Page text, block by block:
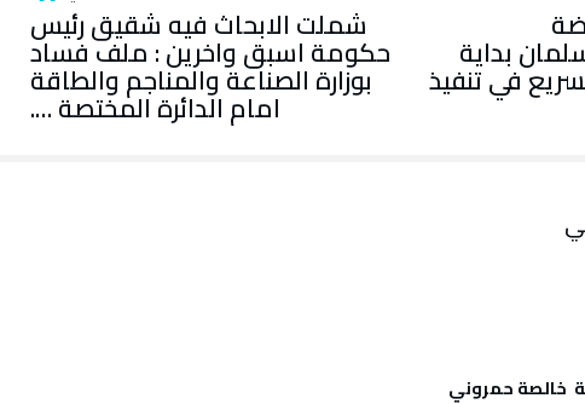
بداية
في تنفيذ
شملت الابحاث فيه شقيق رئيس
حكومة اسبق واخرين : ملف فساد
بوزارة الصناعة والمناجم والطاقة
امام الدائرة المختصة ….
خالصة حمروني